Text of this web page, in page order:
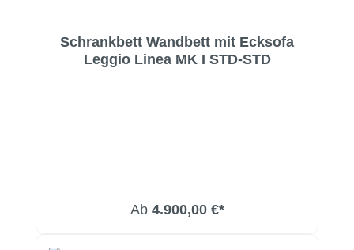
Schrankbett Wandbett mit Ecksofa
Leggio Linea MK I STD-STD
Ab 4.900,00 €*